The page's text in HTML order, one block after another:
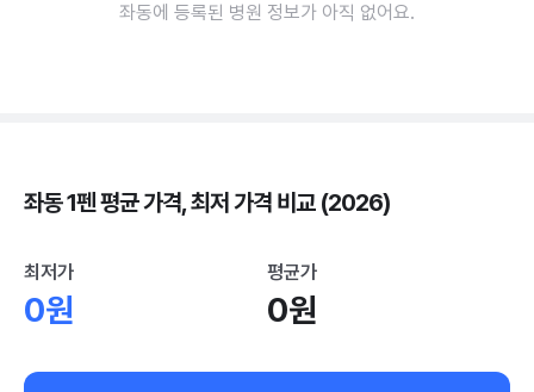
좌동에 등록된 병원 정보가 아직 없어요.
좌동 1펜 평균 가격, 최저 가격 비교 (2026)
최저가
0원
평균가
0원